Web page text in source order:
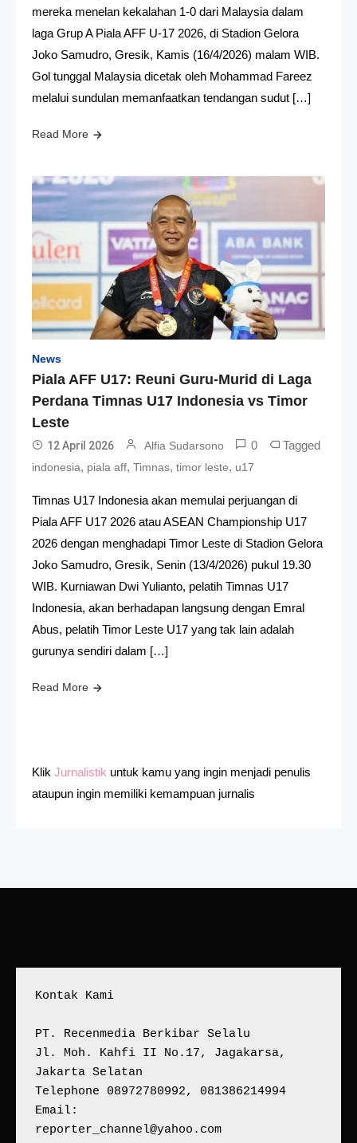
mereka menelan kekalahan 1-0 dari Malaysia dalam
laga Grup A Piala AFF U-17 2026, di Stadion Gelora
Joko Samudro, Gresik, Kamis (16/4/2026) malam WIB.
Gol tunggal Malaysia dicetak oleh Mohammad Fareez
melalui sundulan memanfaatkan tendangan sudut […]
Read More
News
Piala AFF U17: Reuni Guru-Murid di Laga
Perdana Timnas U17 Indonesia vs Timor
Leste
12 April 2026 Alfia Sudarsono 0 Tagged
indonesia, piala aff, Timnas, timor leste, u17
Timnas U17 Indonesia akan memulai perjuangan di
Piala AFF U17 2026 atau ASEAN Championship U17
2026 dengan menghadapi Timor Leste di Stadion Gelora
Joko Samudro, Gresik, Senin (13/4/2026) pukul 19.30
WIB. Kurniawan Dwi Yulianto, pelatih Timnas U17
Indonesia, akan berhadapan langsung dengan Emral
Abus, pelatih Timor Leste U17 yang tak lain adalah
gurunya sendiri dalam […]
Read More
Klik Jurnalistik untuk kamu yang ingin menjadi penulis
ataupun ingin memiliki kemampuan jurnalis
Kontak Kami
PT. Recenmedia Berkibar Selalu
Jl. Moh. Kahfi II No.17, Jagakarsa,
Jakarta Selatan
Telephone 08972780992, 081386214994
Email:
reporter_channel@yahoo.com